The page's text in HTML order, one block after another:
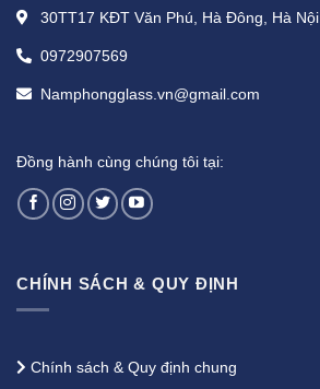
30TT17 KĐT Văn Phú, Hà Đông, Hà Nội.
0972907569
Namphongglass.vn@gmail.com
Đồng hành cùng chúng tôi tại:
CHÍNH SÁCH & QUY ĐỊNH
Chính sách & Quy định chung